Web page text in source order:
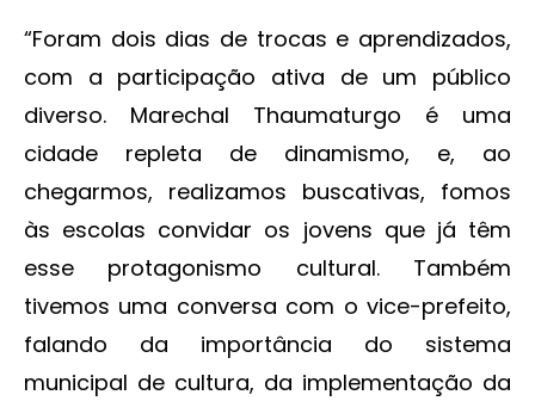
“Foram dois dias de trocas e aprendizados,
com a participação ativa de um público
diverso. Marechal Thaumaturgo é uma
cidade repleta de dinamismo, e, ao
chegarmos, realizamos buscativas, fomos
às escolas convidar os jovens que já têm
esse protagonismo cultural. Também
tivemos uma conversa com o vice-prefeito,
falando da importância do sistema
municipal de cultura, da implementação da